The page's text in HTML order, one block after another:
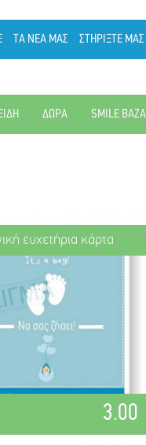
ΤΑ ΝΕΑ ΜΑΣ ΣΤΗΡΙΞΤΕ ΜΑΣ
ΔΩΡΑ SMILE
ευχετήρια κάρτα
3.00